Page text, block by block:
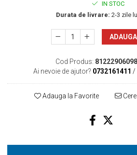
IN STOC
Durata de livrare: 2-3 zile
Cod Produs:
Ai nevoie de ajutor? 0732161411 /
Adauga la Favorite